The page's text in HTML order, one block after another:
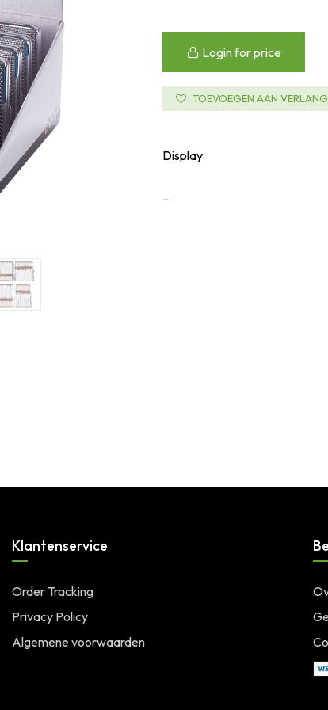
Login for price
TOEVOEGEN AAN
Display
...
Klantenservice
Order Tracking
Privacy Policy
Algemene voorwaarden